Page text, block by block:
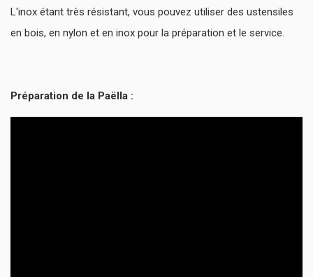
L'inox étant très résistant, vous pouvez utiliser des ustensiles
en bois, en nylon et en inox pour la préparation et le service.
Préparation de la Paëlla :